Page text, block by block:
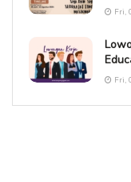
Fri,
Fri,